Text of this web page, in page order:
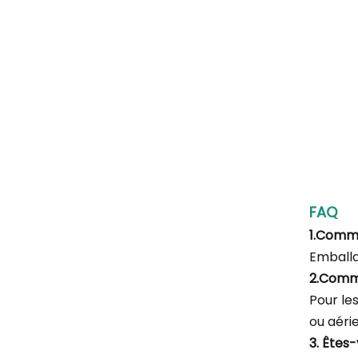
FAQ
Pour
ou
3.